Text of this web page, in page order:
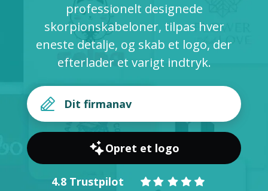
Trykte produkter
LOG IND
professionelt designede
skorpionskabeloner, tilpas hver
eneste detalje, og skab et logo, der
efterlader et varigt indtryk.
Opret et logo
4.8 Trustpilot